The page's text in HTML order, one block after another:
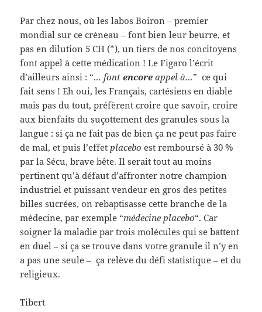
Par chez nous, où les labos Boiron – premier
mondial sur ce créneau – font bien leur beurre, et
pas en dilution 5 CH (*), un tiers de nos concitoyens
font appel à cette médication ! Le Figaro l’écrit
d’ailleurs ainsi : “… fontencore appel à…” ce qui
fait sens ! Eh oui, les Français, cartésiens en diable
mais pas du tout, préfèrent croire que savoir, croire
aux bienfaits du suçottement des granules sous la
langue : si ça ne fait pas de bien ça ne peut pas faire
de mal, et puis l’effetplacebo est remboursé à 30 %
par la Sécu, brave bête. Il serait tout au moins
pertinent qu’à défaut d’affronter notre champion
industriel et puissant vendeur en gros des petites
billes sucrées, on rebaptisasse cette branche de la
médecine, par exemple “médecine placebo“. Car
soigner la maladie par trois molécules qui se battent
en duel – si ça se trouve dans votre granule il n’y en
a pas une seule – ça relève du défi statistique – et du
religieux.
Tibert